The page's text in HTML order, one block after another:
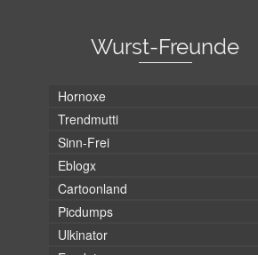
Wurst-Freunde
Hornoxe
Trendmutti
Sinn-Frei
Eblogx
Cartoonland
Picdumps
Ulkinator